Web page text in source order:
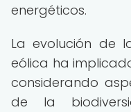
energéticos.
La evolución de
eólica ha
considerando
de la